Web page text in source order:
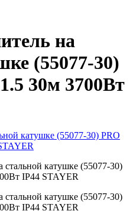
на
(55077-30)
30м 3700Вт